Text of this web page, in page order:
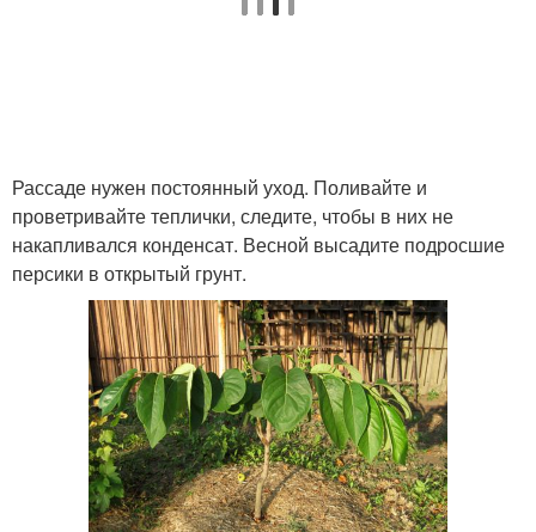
Рассаде нужен постоянный уход. Поливайте и
проветривайте теплички, следите, чтобы в них не
накапливался конденсат. Весной высадите подросшие
персики в открытый грунт.